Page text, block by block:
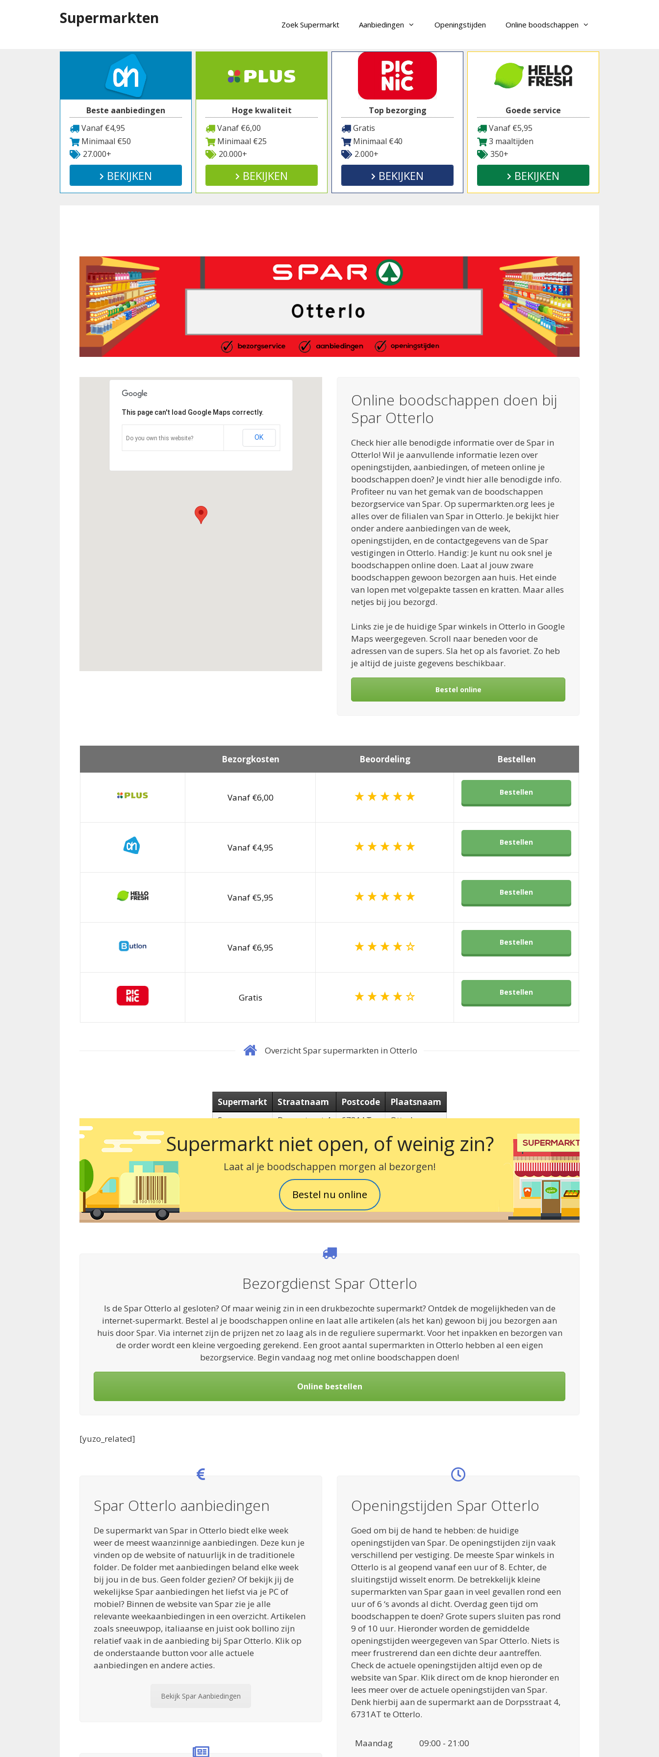
Supermarkten Zoek Supermarkt Aanbiedingen Openingstijden Online boodschappen
Beste aanbiedingen
Vanaf €4,95
Minimaal €50
27.000+
BEKIJKEN
Hoge kwaliteit
Vanaf €6,00
Minimaal €25
20.000+
BEKIJKEN
Top bezorging
Gratis
Minimaal €40
2.000+
BEKIJKEN
Goede service
Vanaf €5,95
3 maaltijden
350+
BEKIJKEN
This page can't load Google Maps correctly.
Do you own this website? OK
Online boodschappen doen bij
Spar Otterlo
Check hier alle benodigde informatie over de Spar in
Otterlo! Wil je aanvullende informatie lezen over
openingstijden, aanbiedingen, of meteen online je
boodschappen doen? Je vindt hier alle benodigde info.
Profiteer nu van het gemak van de boodschappen
bezorgservice van Spar. Op supermarkten.org lees je
alles over de filialen van Spar in Otterlo. Je bekijkt hier
onder andere aanbiedingen van de week,
openingstijden, en de contactgegevens van de Spar
vestigingen in Otterlo. Handig: Je kunt nu ook snel je
boodschappen online doen. Laat al jouw zware
boodschappen gewoon bezorgen aan huis. Het einde
van lopen met volgepakte tassen en kratten. Maar alles
netjes bij jou bezorgd.
Links zie je de huidige Spar winkels in Otterlo in Google
Maps weergegeven. Scroll naar beneden voor de
adressen van de supers. Sla het op als favoriet. Zo heb
je altijd de juiste gegevens beschikbaar.
Bestel online
Bezorgkosten Beoordeling Bestellen
Vanaf €6,00 Bestellen
Vanaf €4,95 Bestellen
Vanaf €5,95 Bestellen
Vanaf €6,95 Bestellen
Gratis Bestellen
Overzicht Spar supermarkten in Otterlo
Supermarkt Straatnaam Postcode
Plaatsnaam
Spar
Dorpsstraat 4 6731AT Otterlo
Supermarkt niet open, of weinig zin?
Laat al je boodschappen morgen al bezorgen!
Bestel nu online
Bezorgdienst Spar Otterlo
Is de Spar Otterlo al gesloten? Of maar weinig zin in een drukbezochte supermarkt? Ontdek de mogelijkheden van de
internet-supermarkt. Bestel al je boodschappen online en laat alle artikelen (als het kan) gewoon bij jou bezorgen aan
huis door Spar. Via internet zijn de prijzen net zo laag als in de reguliere supermarkt. Voor het inpakken en bezorgen van
de order wordt een kleine vergoeding gerekend. Een groot aantal supermarkten in Otterlo hebben al een eigen
bezorgservice. Begin vandaag nog met online boodschappen doen!
Online bestellen
[yuzo_related]
Spar Otterlo aanbiedingen
De supermarkt van Spar in Otterlo biedt elke week
weer de meest waanzinnige aanbiedingen. Deze kun je
vinden op de website of natuurlijk in de traditionele
folder. De folder met aanbiedingen beland elke week
bij jou in de bus. Geen folder gezien? Of bekijk jij de
wekelijkse Spar aanbiedingen het liefst via je PC of
mobiel? Binnen de website van Spar zie je alle
relevante weekaanbiedingen in een overzicht. Artikelen
zoals sneeuwpop, italiaanse en juist ook bollino zijn
relatief vaak in de aanbieding bij Spar Otterlo. Klik op
de onderstaande button voor alle actuele
aanbiedingen en andere acties.
Bekijk Spar Aanbiedingen
Openingstijden Spar Otterlo
Goed om bij de hand te hebben: de huidige
openingstijden van Spar. De openingstijden zijn vaak
verschillend per vestiging. De meeste Spar winkels in
Otterlo is al geopend vanaf een uur of 8. Echter, de
sluitingstijd wisselt enorm. De betrekkelijk kleine
supermarkten van Spar gaan in veel gevallen rond een
uur of 6 ‘s avonds al dicht. Overdag geen tijd om
boodschappen te doen? Grote supers sluiten pas rond
9 of 10 uur. Hieronder worden de gemiddelde
openingstijden weergegeven van Spar Otterlo. Niets is
meer frustrerend dan een dichte deur aantreffen.
Check de actuele openingstijden altijd even op de
website van Spar. Klik direct om de knop hieronder en
lees meer over de actuele openingstijden van Spar.
Denk hierbij aan de supermarkt aan de Dorpsstraat 4,
6731AT te Otterlo.
Maandag 09:00 - 21:00